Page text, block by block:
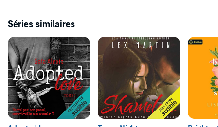
Séries similaires